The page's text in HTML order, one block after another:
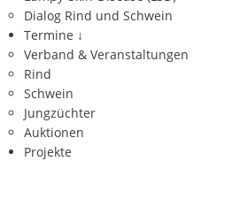
Dialog Rind und Schwein
Termine ↓
Verband & Veranstaltungen
Rind
Schwein
Jungzüchter
Auktionen
Projekte